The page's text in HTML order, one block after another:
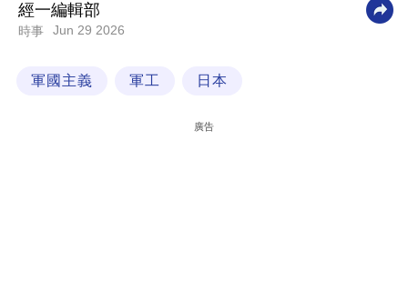
技
經一編輯部
時事 Jun 29 2026
軍國主義 軍工 日本
廣告